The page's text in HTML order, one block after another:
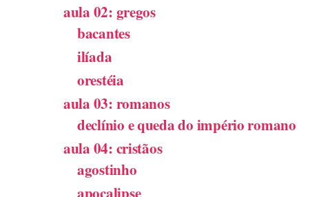
aula 02: gregos
bacantes
ilíada
orestéia
aula 03: romanos
declínio e queda do império romano
aula 04: cristãos
agostinho
apocalipse